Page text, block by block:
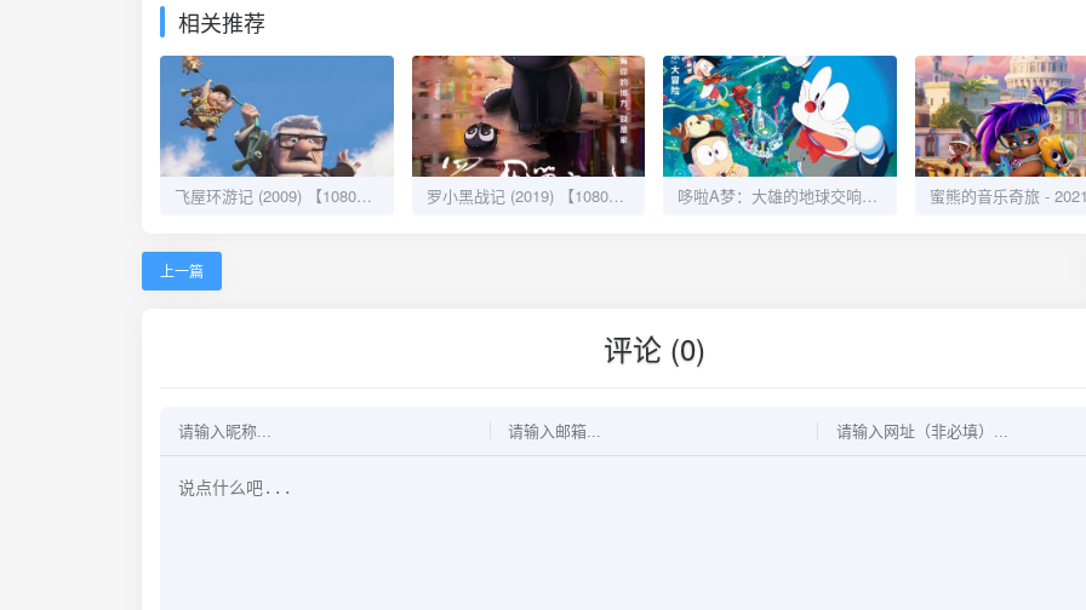
相关推荐
飞屋环游记 (2009) 【1080P】日语中英双字：一场梦想与冒险的奇妙旅程 罗小黑战记 (2019) 【1080P】国语中字：人妖共存的奇幻冒险 哆啦A梦：大雄的地球交响乐 (2024) 【1080P】国语中字：音乐与冒险的奇妙旅程
上一篇
评论 (0)